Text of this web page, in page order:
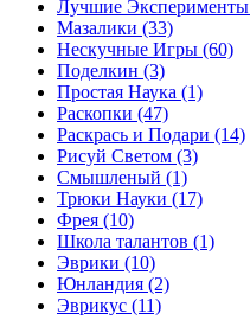
Лучшие Эксперименты
Мазалики (33)
Нескучные Игры (60)
Поделкин (3)
Простая Наука (1)
Раскопки (47)
Раскрась и Подари (14)
Рисуй Светом (3)
Смышленый (1)
Трюки Науки (17)
Фрея (10)
Школа талантов (1)
Эврики (10)
Юнландия (2)
Эврикус (11)